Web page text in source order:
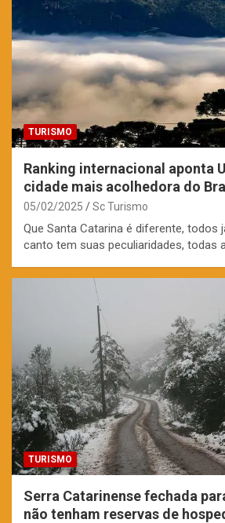
TURISMO
Ranking internacional aponta
cidade mais acolhedora do
05/02/2025 Sc Turismo
Que Santa Catarina é diferente, todos
canto tem suas peculiaridades, todas
TURISMO
Serra Catarinense fechada
não tenham reservas de